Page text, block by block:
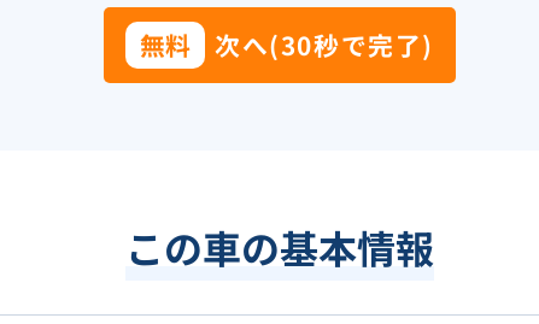
無料 次へ(30秒で完了)
この車の基本情報